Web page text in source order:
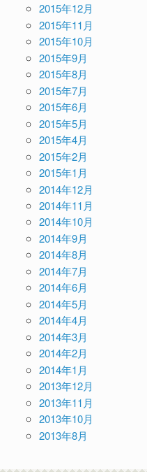
2015年12月
2015年11月
2015年10月
2015年9月
2015年8月
2015年7月
2015年6月
2015年5月
2015年4月
2015年2月
2015年1月
2014年12月
2014年11月
2014年10月
2014年9月
2014年8月
2014年7月
2014年6月
2014年5月
2014年4月
2014年3月
2014年2月
2014年1月
2013年12月
2013年11月
2013年10月
2013年8月